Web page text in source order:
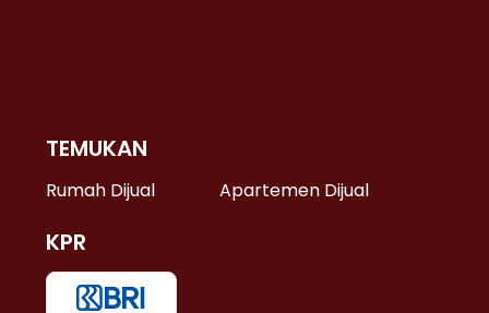
TEMUKAN
Rumah Dijual Apartemen Dijual
KPR